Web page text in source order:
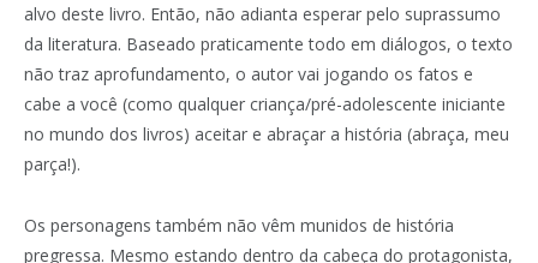
alvo deste livro. Então, não adianta esperar pelo suprassumo
da literatura. Baseado praticamente todo em diálogos, o texto
não traz aprofundamento, o autor vai jogando os fatos e
cabe a você (como qualquer criança/pré-adolescente iniciante
no mundo dos livros) aceitar e abraçar a história (abraça, meu
parça!).
Os personagens também não vêm munidos de história
pregressa. Mesmo estando dentro da cabeça do protagonista,